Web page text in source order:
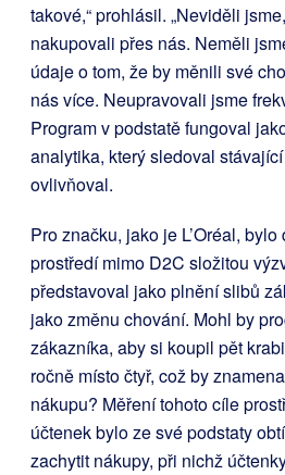
takové,“ prohlásil. „Neviděli
nakupovali přes nás. Neměli
údaje o tom, že by měnili své
nás více. Neupravovali jsme
Program v podstatě fungoval
analytika, který sledoval
ovlivňoval.
Pro značku, jako je L’Oréal,
prostředí mimo D2C složitou
představoval jako plnění slibů
jako změnu chování. Mohl by
zákazníka, aby si koupil pět
ročně místo čtyř, což by
nákupu? Měření tohoto cíle
účtenek bylo ze své podstaty
zachytit nákupy, při nichž